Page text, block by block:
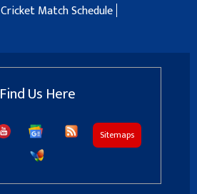
Cricket Match Schedule
Find Us Here
Sitemaps